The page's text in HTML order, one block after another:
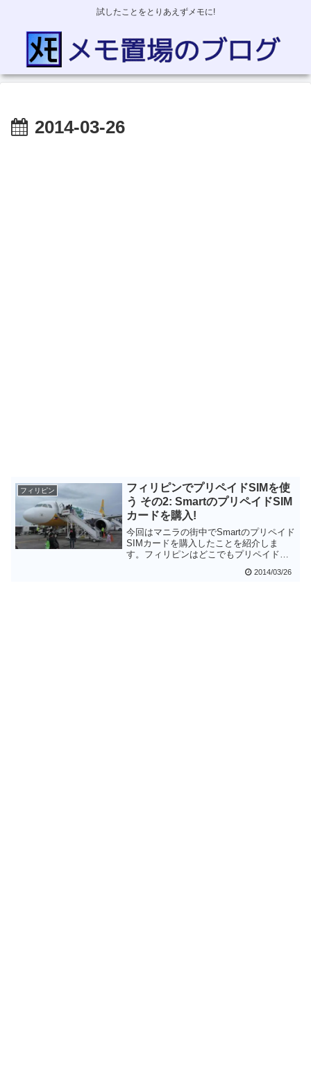
試したことをとりあえずメモに!
2014-03-26
フィリピン
フィリピンでプリペイドSIMを使
う その2: SmartのプリペイドSIM
カードを購入!
今回はマニラの街中でSmartのプリペイド
SIMカードを購入したことを紹介しま
す。フィリピンはどこでもプリペイド
じる可能性も高いです。海外プリペイド
2014/03/26